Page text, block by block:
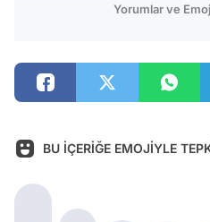
Yorumlar ve
BU İÇERİĞE EMOJİYLE